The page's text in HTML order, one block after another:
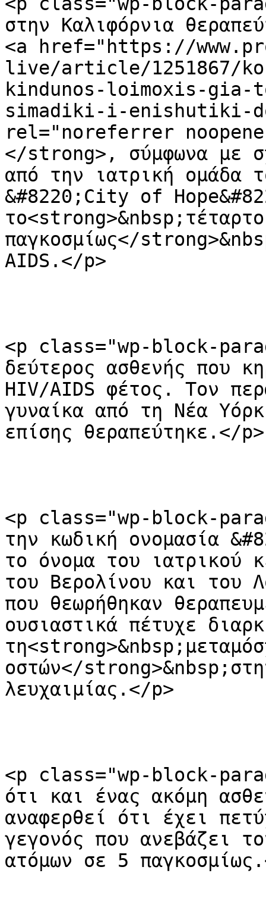
στην Καλιφόρνια
<a href="https://
live/article/1251867/
kindunos-loimoxis-gia-
simadiki-i-enishutiki-
rel="noreferrer
</strong>, σύμφωνα με
από την ιατρική ομάδα
&#8220;City of
παγκοσμίως</
AIDS.</p>
<p class="wp-block-
δεύτερος ασθενής που
HIV/AIDS φέτος. Τον
γυναίκα από τη Νέα
επίσης θεραπεύτηκε.</p>
<p class="wp-block-
την κωδική ονομασία
το όνομα του ιατρικού
του Βερολίνου και του
που θεωρήθηκαν
ουσιαστικά πέτυχε
οστών</
λευχαιμίας.</p>
<p class="wp-block-
ότι και ένας ακόμη
αναφερθεί ότι έχει
γεγονός που ανεβάζει
ατόμων σε 5